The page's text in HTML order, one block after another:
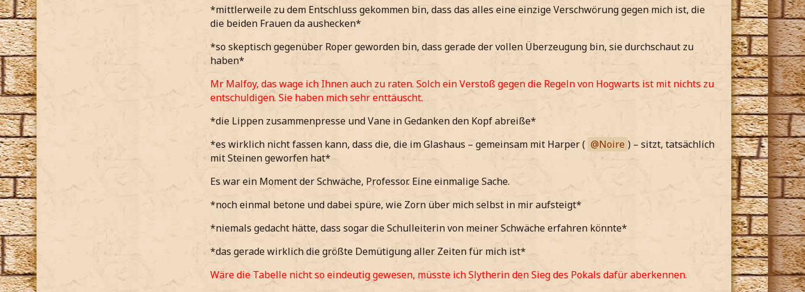
*mittlerweile zu dem Entschluss gekommen bin, dass das alles eine einzige Verschwörung gegen mich ist, die
die beiden Frauen da aushecken*
*so skeptisch gegenüber Roper geworden bin, dass gerade der vollen Überzeugung bin, sie durchschaut zu
haben*
Mr Malfoy, das wage ich Ihnen auch zu raten. Solch ein Verstoß gegen die Regeln von Hogwarts ist mit nichts zu
entschuldigen. Sie haben mich sehr enttäuscht.
*die Lippen zusammenpresse und Vane in Gedanken den Kopf abreiße*
*es wirklich nicht fassen kann, dass die, die im Glashaus – gemeinsam mit Harper (
Noire ) – sitzt, tatsächlich
mit Steinen geworfen hat*
Es war ein Moment der Schwäche, Professor. Eine einmalige Sache.
*noch einmal betone und dabei spüre, wie Zorn über mich selbst in mir aufsteigt*
*niemals gedacht hätte, dass sogar die Schulleiterin von meiner Schwäche erfahren könnte*
*das gerade wirklich die größte Demütigung aller Zeiten für mich ist*
Wäre die Tabelle nicht so eindeutig gewesen, müsste ich Slytherin den Sieg des Pokals dafür aberkennen.